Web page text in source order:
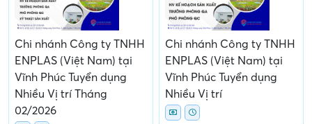
Chi nhánh Công ty TNHH
ENPLAS (Việt Nam) tại
Vĩnh Phúc Tuyển dụng
Nhiều Vị trí Tháng
02/2026
Chi nhánh Công ty TNHH
ENPLAS (Việt Nam) tại
Vĩnh Phúc Tuyển dụng
Nhiều Vị trí